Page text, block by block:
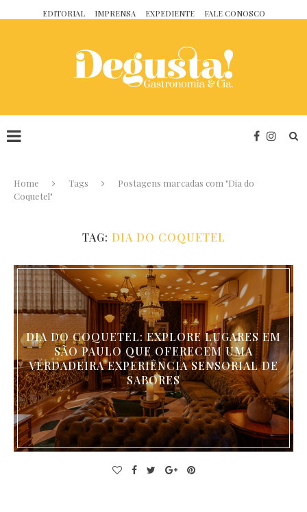
EDITORIAL IMPRENSA EXPEDIENTE FALE CONOSCO
Home Tags
Postagens marcadas com "Dia do
Coquetel"
TAG: DIA DO COQUETEL
DIA DO COQUETEL: EXPLORE LUGARES EM
SÃO PAULO QUE OFERECEM UMA
VERDADEIRA EXPERIÊNCIA SENSORIAL DE
SABORES